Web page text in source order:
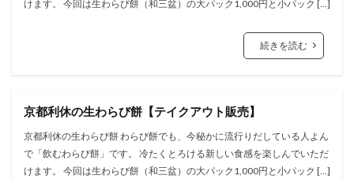
けます。 今回は生わらび餅（和三盆）の大パック1,000円と小パック […]
続きを読む
京都利休の生わらび餅【テイクアウト販売】
京都利休の生わらび餅 わらび餅でも、今秘かに流行りだしている人よん
で「飲むわらび餅」です。 冷たくとろける新しい食感を楽しんでいただ
けます。 今回は生わらび餅（和三盆）の大パック1,000円と小パック […]